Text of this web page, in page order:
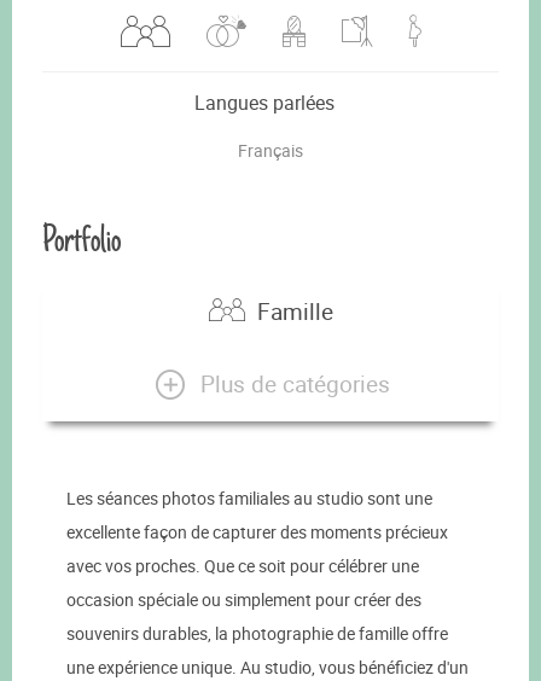
Langues parlées
Français
Portfolio
Famille
Plus de catégories
Les séances photos familiales au studio sont une
excellente façon de capturer des moments précieux
avec vos proches. Que ce soit pour célébrer une
occasion spéciale ou simplement pour créer des
souvenirs durables, la photographie de famille offre
une expérience unique. Au studio, vous bénéficiez d'un